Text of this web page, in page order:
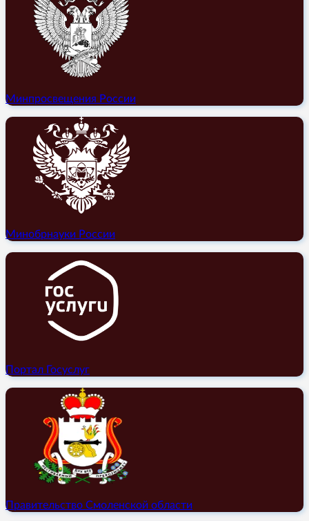
Минпросвещения России
Минобрнауки России
Портал Госуслуг
Правительство Смоленской области